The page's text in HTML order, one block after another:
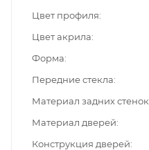
Цвет профиля
Цвет акрила
Форма
Передние стекла
Материал задних стенок
Материал дверей
Конструкция дверей